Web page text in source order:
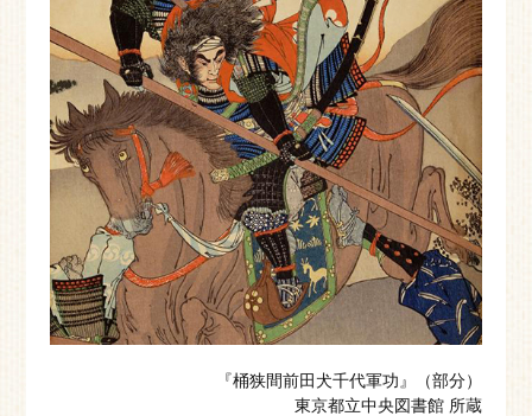
『桶狭間前田犬千代軍功』（部分）
東京都立中央図書館 所蔵